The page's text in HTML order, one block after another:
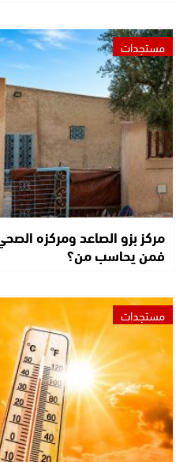
مستجدات
مركز بزو الصاعد ومركزه
فمن يحاسب من؟
مستجدات